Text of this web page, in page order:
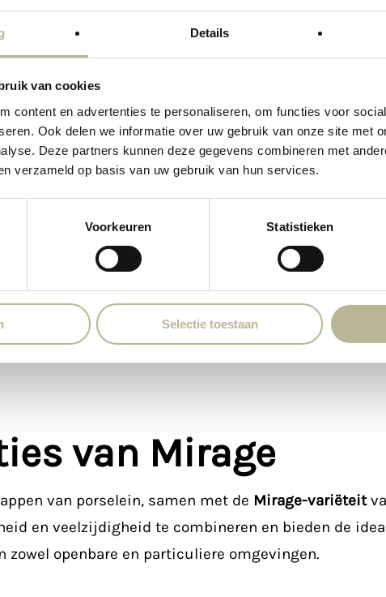
Details
van cookies
content en advertenties te personaliseren, om functies voor
Ook delen we informatie over uw gebruik van onze site met
Deze partners kunnen deze gegevens combineren met
verzameld op basis van uw gebruik van hun services.
Voorkeuren Statistieken
Selectie toestaan
van Mirage
van porselein, samen met de Mirage-variëteit
en veelzijdigheid te combineren en bieden de
zowel openbare en particuliere omgevingen.